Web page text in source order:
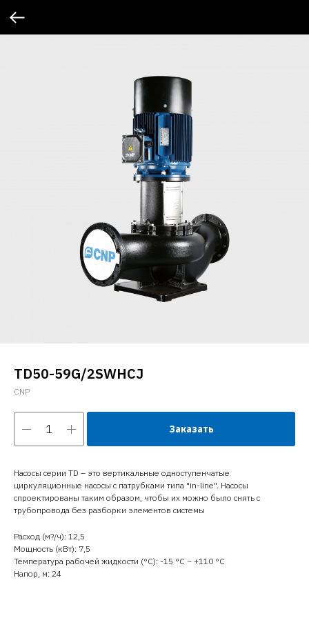
TD50-59G/2SWHCJ
CNP
Заказать
Насосы серии TD – это вертикальные одноступенчатые
циркуляционные насосы с патрубками типа "in-line". Насосы
спроектированы таким образом, чтобы их можно было снять с
трубопровода без разборки элементов системы
Расход (м?/ч): 12,5
Мощность (кВт): 7,5
Температура рабочей жидкости (°C): -15 °С ~ +110 °С
Напор, м: 24